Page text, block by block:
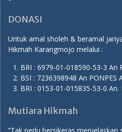
DONASI
Untuk amal sholeh & beramal
Hikmah Karangmojo melalui :
BRI : 6979-01-018590-53-3 An
BSI : 7236398948 An PONPES
BRI : 0153-01-015835-53-0 An.
Mutiara Hikmah